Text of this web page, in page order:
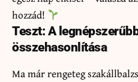
hozzád!
Teszt: A
összehasonlítása
Ma már rengeteg